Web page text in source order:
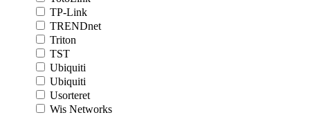
TP-Link
TRENDnet
Triton
TST
Ubiquiti
Ubiquiti
Usorteret
Wis Networks